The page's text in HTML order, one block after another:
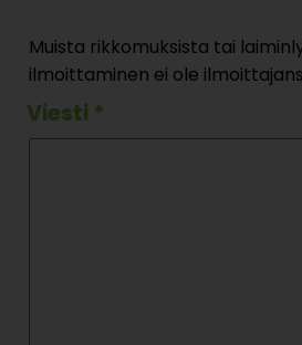
Muista rikkomuksista tai
ilmoittaminen ei ole
Viesti *